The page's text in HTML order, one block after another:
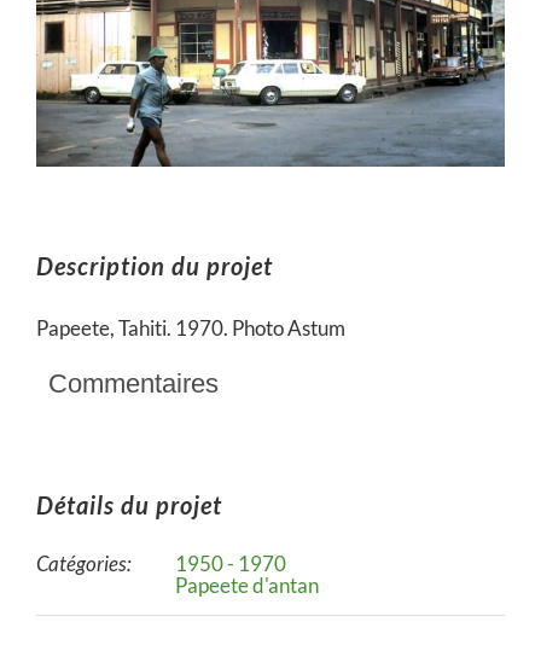
Description du projet
Papeete, Tahiti. 1970. Photo Astum
Commentaires
Détails du projet
Catégories:
1950 - 1970
Papeete d'antan